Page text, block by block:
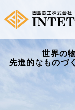
世界の
先進的なものづ